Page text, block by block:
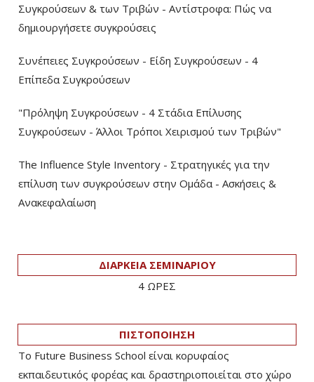
Συγκρούσεων & των Τριβών - Αντίστροφα: Πώς να
δημιουργήσετε συγκρούσεις
Συνέπειες Συγκρούσεων - Είδη Συγκρούσεων - 4
Επίπεδα Συγκρούσεων
"Πρόληψη Συγκρούσεων - 4 Στάδια Επίλυσης
Συγκρούσεων - Άλλοι Τρόποι Χειρισμού των Τριβών"
The Influence Style Inventory - Στρατηγικές για την
επίλυση των συγκρούσεων στην Ομάδα - Ασκήσεις &
Ανακεφαλαίωση
ΔΙΑΡΚΕΙΑ ΣΕΜΙΝΑΡΙΟΥ
4 ΩΡΕΣ
ΠΙΣΤΟΠΟΙΗΣΗ
Το Future Business School είναι κορυφαίος
εκπαιδευτικός φορέας και δραστηριοποιείται στο χώρο